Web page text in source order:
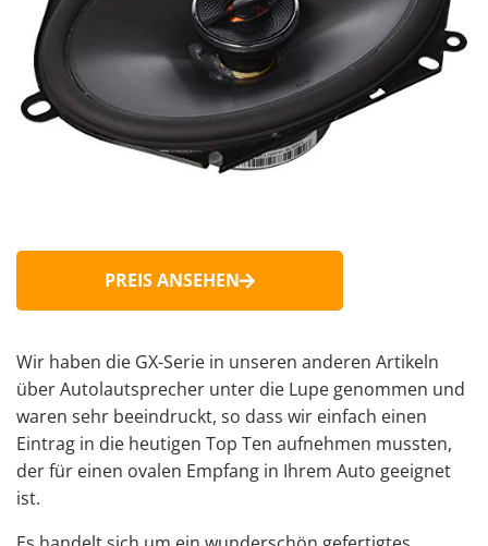
PREIS ANSEHEN
Wir haben die GX-Serie in unseren anderen Artikeln
über Autolautsprecher unter die Lupe genommen und
waren sehr beeindruckt, so dass wir einfach einen
Eintrag in die heutigen Top Ten aufnehmen mussten,
der für einen ovalen Empfang in Ihrem Auto geeignet
ist.